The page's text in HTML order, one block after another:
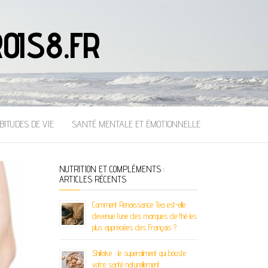
DE VIE SANTÉ MENTALE ET ÉMOTIONNELLE
NUTRITION ET COMPLÉMENTS :
ARTICLES RÉCENTS
Comment Renaissance Tea est-elle
devenue l’une des marques de thé les
plus appréciées des Français ?
Shiitake : le superaliment qui booste
votre santé naturellement